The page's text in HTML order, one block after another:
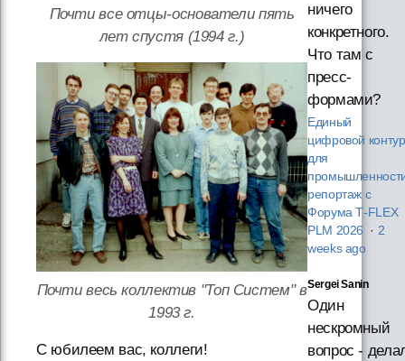
Почти все отцы-основатели пять
лет спустя (1994 г.)
Почти весь коллектив "Топ Систем" в
1993 г.
С юбилеем вас, коллеги!
ничего
конкретного.
Что там с
пресс-
формами?
Единый
цифровой контур
для
репортаж с
Форума T‑FLEX
PLM 2026 · 2
weeks ago
Sergei Sanin
Один
нескромный
вопрос -